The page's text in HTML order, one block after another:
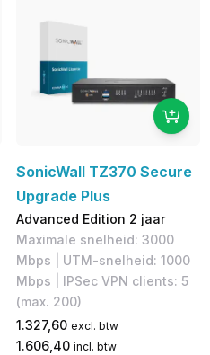
SonicWall TZ370 Secure
Upgrade Plus
Advanced Edition 2 jaar
Maximale snelheid: 3000
Mbps | UTM-snelheid: 1000
Mbps | IPSec VPN clients: 5
(max. 200)
1.327,60 excl. btw
1.606,40 incl. btw